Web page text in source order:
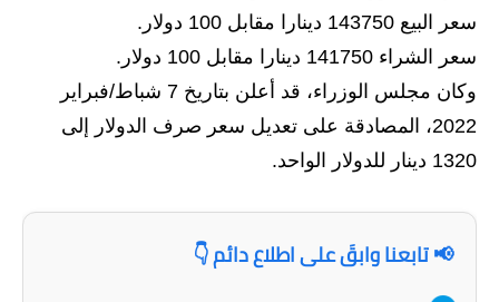
الاخبار الاقتصادية
الاخبار الرياضية
المدارس
نتائج الامتحانات
سعر البيع 143750 دينارا مقابل 100 دولار.
سعر الشراء 141750 دينارا مقابل 100 دولار.
وكان مجلس الوزراء، قد أعلن بتاريخ 7 شباط/فبراير
2022، المصادقة على تعديل سعر صرف الدولار إلى
1320 دينار للدولار الواحد.
📢 تابعنا وابقَ على اطلاع دائم 👇